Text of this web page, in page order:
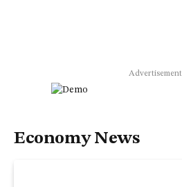
Advertisement
Economy News